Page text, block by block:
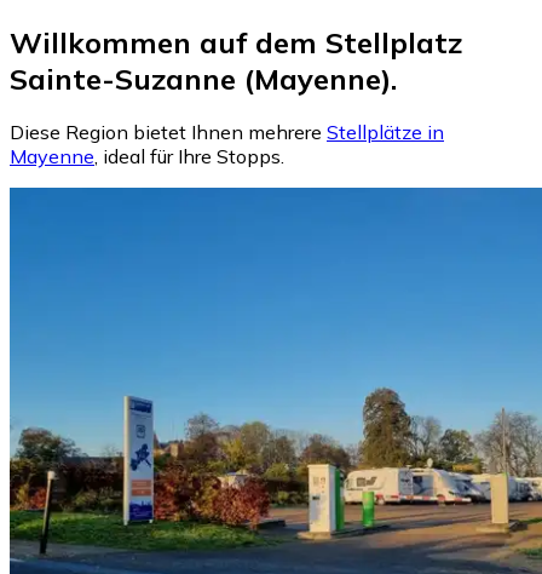
Willkommen auf dem Stellplatz
Sainte-Suzanne (Mayenne).
Diese Region bietet Ihnen mehrere Stellplätze in
Mayenne, ideal für Ihre Stopps.